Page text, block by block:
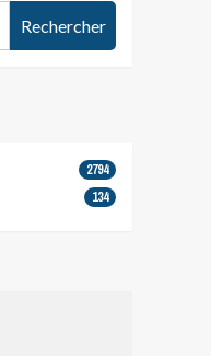
2794
134